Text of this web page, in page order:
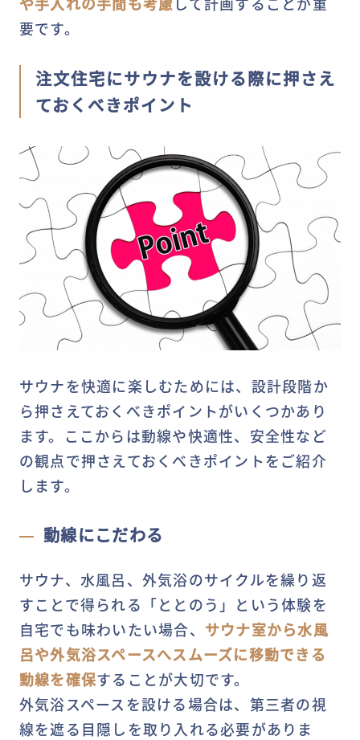
要です。
注文住宅にサウナを設ける際に押さえ
ておくべきポイント
サウナを快適に楽しむためには、設計段階か
ら押さえておくべきポイントがいくつかあり
ます。ここからは動線や快適性、安全性など
の観点で押さえておくべきポイントをご紹介
します。
動線にこだわる
サウナ、水風呂、外気浴のサイクルを繰り返
すことで得られる「ととのう」という体験を
自宅でも味わいたい場合、 サウナ室から水風
呂や外気浴スペースへスムーズに移動できる
動線を確保することが大切です。
外気浴スペースを設ける場合は、第三者の視
線を遮る目隠しを取り入れる必要がありま